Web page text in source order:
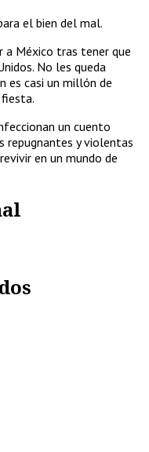
el bien del mal.
a México tras tener que
No les queda
es casi un millón de
un cuento
repugnantes y violentas
en un mundo de